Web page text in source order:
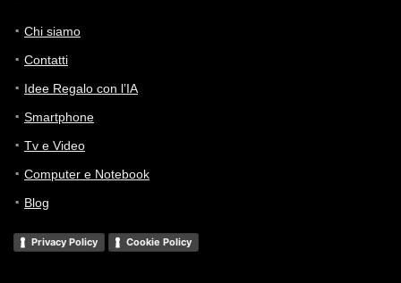
Chi siamo
Contatti
Idee Regalo con l’IA
Smartphone
Tv e Video
Computer e Notebook
Blog
Privacy Policy Cookie Policy